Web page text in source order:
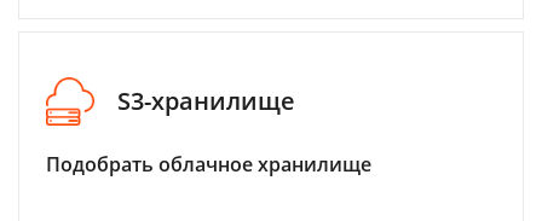
S3-хранилище
Подобрать облачное хранилище